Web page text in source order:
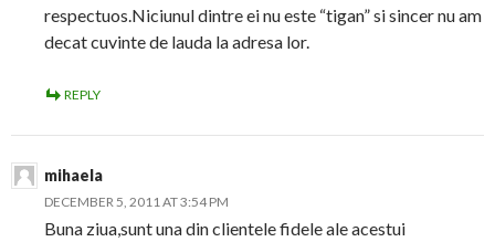
respectuos.Niciunul dintre ei nu este “tigan” si sincer nu am
decat cuvinte de lauda la adresa lor.
REPLY
mihaela
DECEMBER 5, 2011 AT 3:54 PM
Buna ziua,sunt una din clientele fidele ale acestui